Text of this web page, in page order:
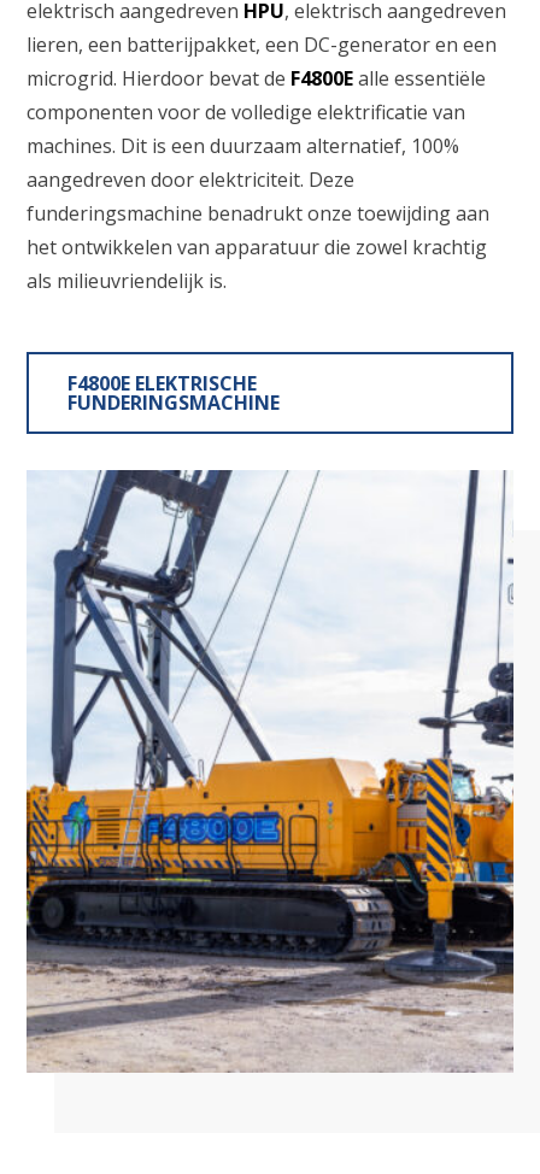
elektrisch aangedreven HPU, elektrisch aangedreven
lieren, een batterijpakket, een DC-generator en een
microgrid. Hierdoor bevat de F4800Ealle essentiële
componenten voor de volledige elektrificatie van
machines. Dit is een duurzaam alternatief, 100%
aangedreven door elektriciteit. Deze
funderingsmachine benadrukt onze toewijding aan
het ontwikkelen van apparatuur die zowel krachtig
als milieuvriendelijk is.
F4800E ELEKTRISCHE
FUNDERINGSMACHINE